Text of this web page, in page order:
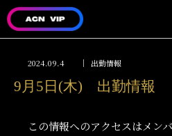
2024.09.4 出勤情報
9月5日(木) 出勤情報
この情報へのアクセスはメン